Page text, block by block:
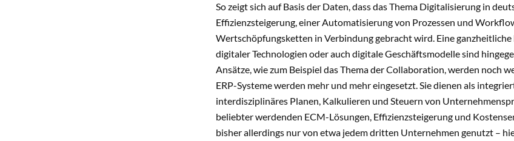
So zeigt sich auf Basis der Daten, dass das Thema Digitalisierung in
Effizienzsteigerung, einer Automatisierung von Prozessen und
Wertschöpfungsketten in Verbindung gebracht wird. Eine
digitaler Technologien oder auch digitale Geschäftsmodelle sind
Ansätze, wie zum Beispiel das Thema der Collaboration, werden noch
ERP-Systeme werden mehr und mehr eingesetzt. Sie dienen als
interdisziplinäres Planen, Kalkulieren und Steuern von
beliebter werdenden ECM-Lösungen, Effizienzsteigerung und
bisher allerdings nur von etwa jedem dritten Unternehmen genutzt –